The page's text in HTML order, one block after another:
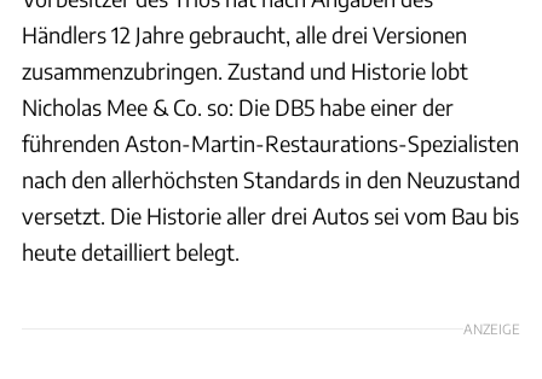
Händlers 12 Jahre gebraucht, alle drei Versionen
zusammenzubringen. Zustand und Historie lobt
Nicholas Mee & Co. so: Die DB5 habe einer der
führenden Aston-Martin-Restaurations-Spezialisten
nach den allerhöchsten Standards in den Neuzustand
versetzt. Die Historie aller drei Autos sei vom Bau bis
heute detailliert belegt.
ANZEIGE